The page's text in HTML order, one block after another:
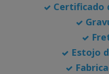
Certificado
Estojo